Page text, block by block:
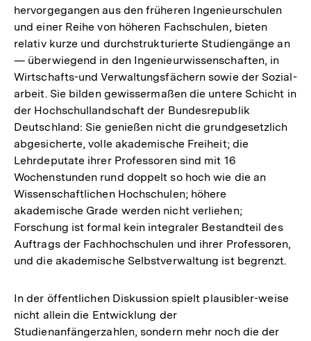
hervorgegangen aus den früheren Ingenieurschulen
und einer Reihe von höheren Fachschulen, bieten
relativ kurze und durchstrukturierte Studiengänge an
— überwiegend in den Ingenieurwissenschaften, in
Wirtschafts-und Verwaltungsfächern sowie der Sozial-
arbeit. Sie bilden gewissermaßen die untere Schicht in
der Hochschullandschaft der Bundesrepublik
Deutschland: Sie genießen nicht die grundgesetzlich
abgesicherte, volle akademische Freiheit; die
Lehrdeputate ihrer Professoren sind mit 16
Wochenstunden rund doppelt so hoch wie die an
Wissenschaftlichen Hochschulen; höhere
akademische Grade werden nicht verliehen;
Forschung ist formal kein integraler Bestandteil des
Auftrags der Fachhochschulen und ihrer Professoren,
und die akademische Selbstverwaltung ist begrenzt.
In der öffentlichen Diskussion spielt plausibler-weise
nicht allein die Entwicklung der
Studienanfängerzahlen, sondern mehr noch die der